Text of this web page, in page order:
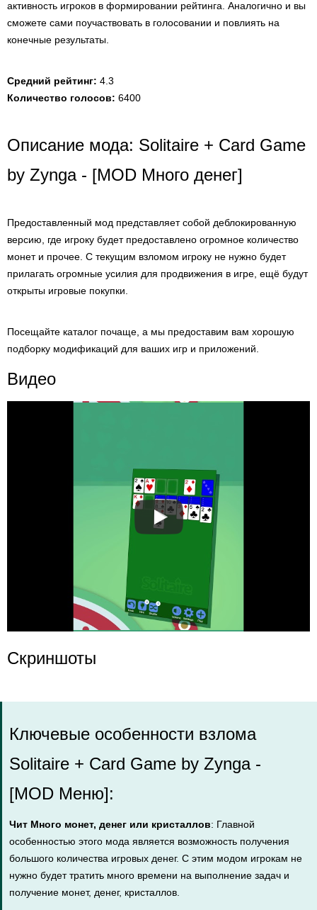
активность игроков в формировании рейтинга. Аналогично и вы
сможете сами поучаствовать в голосовании и повлиять на
конечные результаты.
Средний рейтинг: 4.3
Количество голосов: 6400
Описание мода: Solitaire + Card Game
by Zynga - [MOD Много денег]
Предоставленный мод представляет собой деблокированную
версию, где игроку будет предоставлено огромное количество
монет и прочее. С текущим взломом игроку не нужно будет
прилагать огромные усилия для продвижения в игре, ещё будут
открыты игровые покупки.
Посещайте каталог почаще, а мы предоставим вам хорошую
подборку модификаций для ваших игр и приложений.
Видео
Скриншоты
Ключевые особенности взлома
Solitaire + Card Game by Zynga -
[MOD Меню]:
Чит Много монет, денег или кристаллов: Главной
особенностью этого мода является возможность получения
большого количества игровых денег. С этим модом игрокам не
нужно будет тратить много времени на выполнение задач и
получение монет, денег, кристаллов.